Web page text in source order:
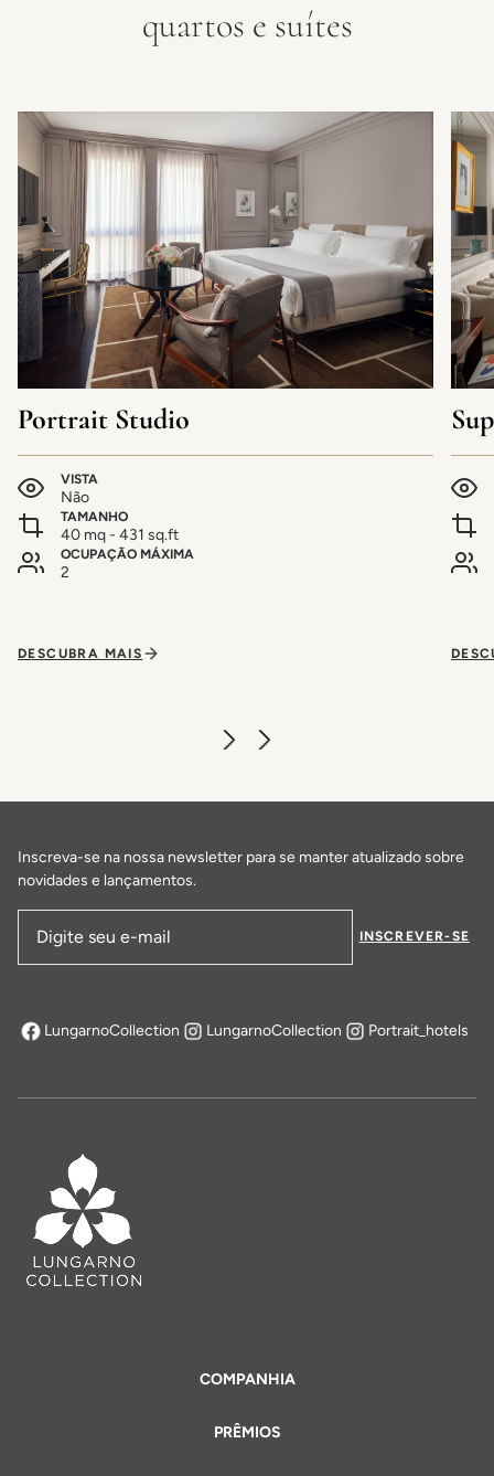
quartos e suítes
Portrait Studio
VISTA
Não
TAMANHO
40 mq - 431 sq.ft
OCUPAÇÃO MÁXIMA
2
DESCUBRA MAIS
COMPANHIA
PRÊMIOS
Inscreva-se na nossa newsletter para se manter atualizado sobre
novidades e lançamentos.
Endereço de email
INSCREVER-SE
LungarnoCollection
abre em uma nova aba
LungarnoCollection Portrait_hotels